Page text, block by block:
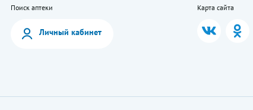
Поиск аптеки
Карта сайта
Личный кабинет